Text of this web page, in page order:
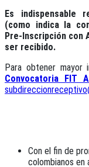
Es indispensable
(como indica la
Pre-Inscripción con
ser recibido.
Para obtener mayor
Convocatoria FIT
subdireccion
Con el fin de
colombianos en